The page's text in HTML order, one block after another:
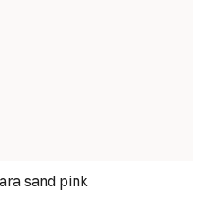
sand pink